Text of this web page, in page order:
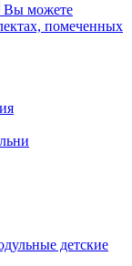
Вы можете
помеченных
детские